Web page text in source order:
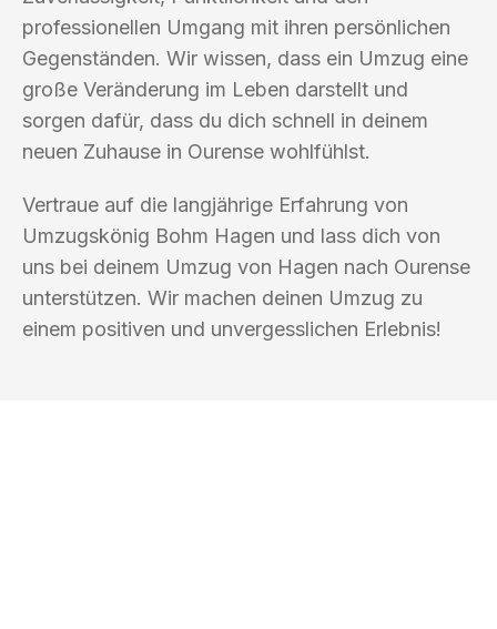
professionellen Umgang mit ihren persönlichen
Gegenständen. Wir wissen, dass ein Umzug eine
große Veränderung im Leben darstellt und
sorgen dafür, dass du dich schnell in deinem
neuen Zuhause in Ourense wohlfühlst.
Vertraue auf die langjährige Erfahrung von
Umzugskönig Bohm Hagen und lass dich von
uns bei deinem Umzug von Hagen nach Ourense
unterstützen. Wir machen deinen Umzug zu
einem positiven und unvergesslichen Erlebnis!